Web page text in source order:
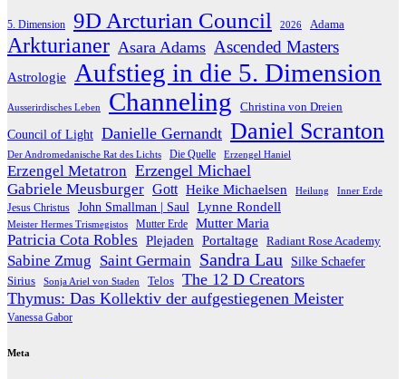
5. Dimension 9D Arcturian Council 2026 Adama
Arkturianer Asara Adams Ascended Masters
Astrologie Aufstieg in die 5. Dimension
Ausserirdisches Leben Channeling Christina von Dreien
Council of Light Danielle Gernandt Daniel Scranton
Der Andromedanische Rat des Lichts Die Quelle Erzengel Haniel
Erzengel Metatron Erzengel Michael
Gabriele Meusburger Gott Heike Michaelsen Heilung Inner Erde
Jesus Christus John Smallman | Saul Lynne Rondell
Meister Hermes Trismegistos Mutter Erde Mutter Maria
Patricia Cota Robles Plejaden Portaltage Radiant Rose Academy
Sabine Zmug Saint Germain Sandra Lau Silke Schaefer
Sirius Sonja Ariel von Staden Telos The 12 D Creators
Thymus: Das Kollektiv der aufgestiegenen Meister
Vanessa Gabor
Meta